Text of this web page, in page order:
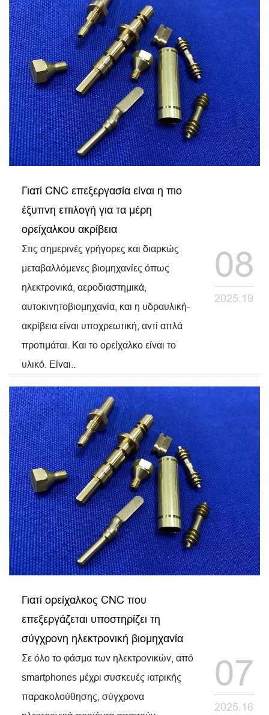
Γιατί CNC επεξεργασία είναι η πιο
έξυπνη επιλογή για τα μέρη
ορείχαλκου ακρίβεια
Στις σημερινές γρήγορες και διαρκώς
μεταβαλλόμενες βιομηχανίες όπως
ηλεκτρονικά, αεροδιαστημικά,
αυτοκινητοβιομηχανία, και η υδραυλική-
ακρίβεια είναι υποχρεωτική, αντί απλά
προτιμάται. Και το ορείχαλκο είναι το
υλικό. Είναι..
08
2025.19
Γιατί ορείχαλκος CNC που
επεξεργάζεται υποστηρίζει τη
σύγχρονη ηλεκτρονική βιομηχανία
Σε όλο το φάσμα των ηλεκτρονικών, από
smartphones μέχρι συσκευές ιατρικής
παρακολούθησης, σύγχρονα
07
2025.16